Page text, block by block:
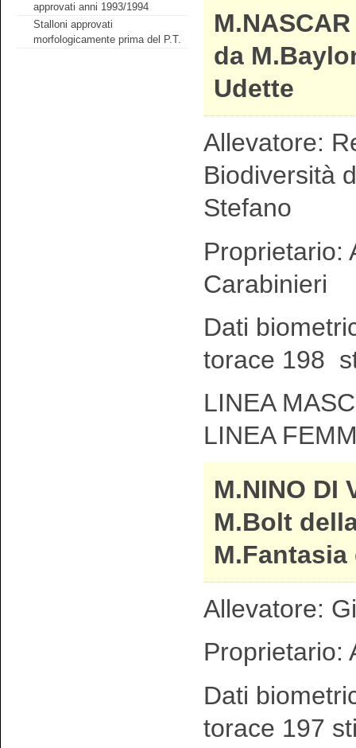
approvati anni 1993/1994
Stalloni approvati
morfologicamente prima del P.T.
da
Udette
Allevatore:
Biodiversità
Stefano
Proprietario:
Carabinieri
Dati
torace 198
LINEA
LINEA
M.NINO DI
M.Bolt
M.Fantasia
Allevatore:
Proprietario:
Dati
torace 197